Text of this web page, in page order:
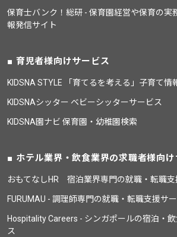
保育士バンク！総研 - 保育園経営や保育の実
報発信サイト
育児者様向けサービス
KIDSNA STYLE 「育てるを考える」子育て情
KIDSNAシッター ベビーシッターサービス
KIDSNA園ナビ 保育園・幼稚園検索
ホテル業界・飲食業界の求職者様向け
おもてなしHR 宿泊業界専門の就職・転職支
FURUMAU - 調理師専門の就職・転職支援サ
Hospitality Careers - シンガポールの宿泊・
ス